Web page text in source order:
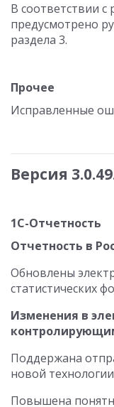
В соответствии
предусмотрено
раздела 3.
Прочее
Исправленные
Версия
1С-Отчетность
Отчетность в
Обновлены
статистических
Изменения в
Поддержана
новой
Повышена